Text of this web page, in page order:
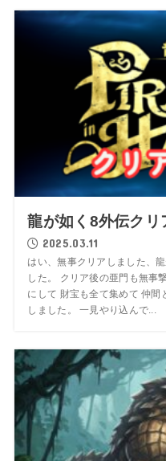
龍が如く8外伝クリ
2025.03.11
はい、無事クリアしました、
した。 クリア後の亜門も無事
にして 財宝も全て集めて 仲間
しました。 一見やり込んで...